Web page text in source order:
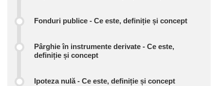
Fonduri publice - Ce este, definiție și concept
Pârghie în instrumente derivate - Ce este,
definiție și concept
Ipoteza nulă - Ce este, definiție și concept